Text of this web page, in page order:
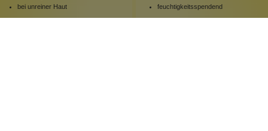
bei unreiner Haut
feuchtigkeitsspendend